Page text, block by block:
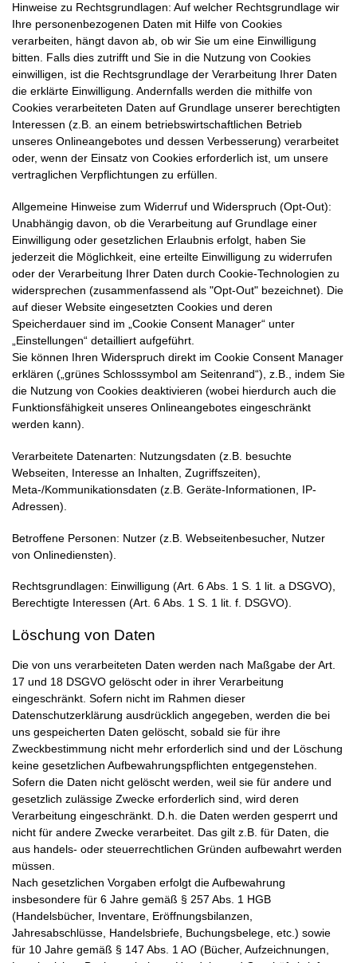
Hinweise zu Rechtsgrundlagen: Auf welcher Rechtsgrundlage wir
Ihre personenbezogenen Daten mit Hilfe von Cookies
verarbeiten, hängt davon ab, ob wir Sie um eine Einwilligung
bitten. Falls dies zutrifft und Sie in die Nutzung von Cookies
einwilligen, ist die Rechtsgrundlage der Verarbeitung Ihrer Daten
die erklärte Einwilligung. Andernfalls werden die mithilfe von
Cookies verarbeiteten Daten auf Grundlage unserer berechtigten
Interessen (z.B. an einem betriebswirtschaftlichen Betrieb
unseres Onlineangebotes und dessen Verbesserung) verarbeitet
oder, wenn der Einsatz von Cookies erforderlich ist, um unsere
vertraglichen Verpflichtungen zu erfüllen.
Allgemeine Hinweise zum Widerruf und Widerspruch (Opt-Out):
Unabhängig davon, ob die Verarbeitung auf Grundlage einer
Einwilligung oder gesetzlichen Erlaubnis erfolgt, haben Sie
jederzeit die Möglichkeit, eine erteilte Einwilligung zu widerrufen
oder der Verarbeitung Ihrer Daten durch Cookie-Technologien zu
widersprechen (zusammenfassend als "Opt-Out" bezeichnet). Die
auf dieser Website eingesetzten Cookies und deren
Speicherdauer sind im „Cookie Consent Manager“ unter
„Einstellungen“ detailliert aufgeführt.
Sie können Ihren Widerspruch direkt im Cookie Consent Manager
erklären („grünes Schlosssymbol am Seitenrand“), z.B., indem Sie
die Nutzung von Cookies deaktivieren (wobei hierdurch auch die
Funktionsfähigkeit unseres Onlineangebotes eingeschränkt
werden kann).
Verarbeitete Datenarten: Nutzungsdaten (z.B. besuchte
Webseiten, Interesse an Inhalten, Zugriffszeiten),
Meta-/Kommunikationsdaten (z.B. Geräte-Informationen, IP-
Adressen).
Betroffene Personen: Nutzer (z.B. Webseitenbesucher, Nutzer
von Onlinediensten).
Rechtsgrundlagen: Einwilligung (Art. 6 Abs. 1 S. 1 lit. a DSGVO),
Berechtigte Interessen (Art. 6 Abs. 1 S. 1 lit. f. DSGVO).
Löschung von Daten
Die von uns verarbeiteten Daten werden nach Maßgabe der Art.
17 und 18 DSGVO gelöscht oder in ihrer Verarbeitung
eingeschränkt. Sofern nicht im Rahmen dieser
Datenschutzerklärung ausdrücklich angegeben, werden die bei
uns gespeicherten Daten gelöscht, sobald sie für ihre
Zweckbestimmung nicht mehr erforderlich sind und der Löschung
keine gesetzlichen Aufbewahrungspflichten entgegenstehen.
Sofern die Daten nicht gelöscht werden, weil sie für andere und
gesetzlich zulässige Zwecke erforderlich sind, wird deren
Verarbeitung eingeschränkt. D.h. die Daten werden gesperrt und
nicht für andere Zwecke verarbeitet. Das gilt z.B. für Daten, die
aus handels- oder steuerrechtlichen Gründen aufbewahrt werden
müssen.
Nach gesetzlichen Vorgaben erfolgt die Aufbewahrung
insbesondere für 6 Jahre gemäß § 257 Abs. 1 HGB
(Handelsbücher, Inventare, Eröffnungsbilanzen,
Jahresabschlüsse, Handelsbriefe, Buchungsbelege, etc.) sowie
für 10 Jahre gemäß § 147 Abs. 1 AO (Bücher, Aufzeichnungen,